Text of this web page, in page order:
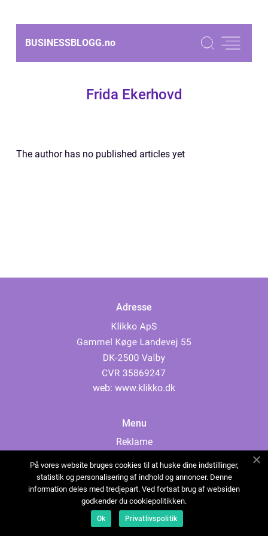
BUSINESSBLOGG.no
Frida Ekerhovd
The author has no published articles yet
Adresse
web: www.klikko.dk
Menu
Reklame
Cookies
Kontakt Oss
Sitemap
På vores website bruges cookies til at huske dine indstillinger,
statistik og personalisering af indhold og annoncer. Denne
information deles med tredjepart. Ved fortsat brug af websiden
godkender du cookiepolitikken.
Ok Privatlivspolitik